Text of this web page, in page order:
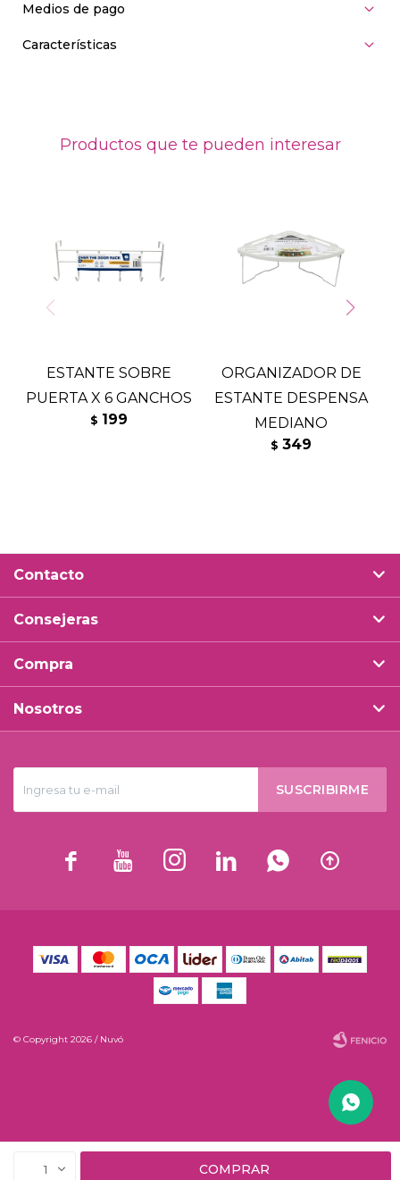
1 COMPRAR
Medios de pago
Características
Productos que te pueden interesar
ESTANTE SOBRE
PUERTA X 6 GANCHOS
$ 199
ORGANIZADOR DE
ESTANTE DESPENSA
MEDIANO
$ 349
SUSCRIBIRME
     
Contacto
Consejeras
Compra
Nosotros
© Copyright 2026 / Nuvó